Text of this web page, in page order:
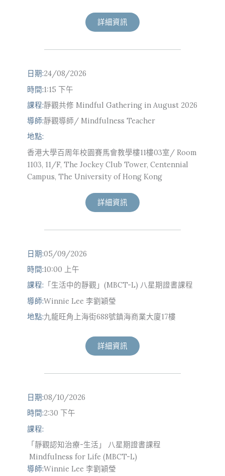
詳細資訊
日期:24/08/2026
時間:1:15 下午
課程:靜觀共修 Mindful Gathering in August 2026
導師:靜觀導師/ Mindfulness Teacher
地點:
香港大學百周年校園賽馬會教學樓11樓03室/ Room
1103, 11/F, The Jockey Club Tower, Centennial
Campus, The University of Hong Kong
詳細資訊
日期:05/09/2026
時間:10:00 上午
課程: 「生活中的靜觀」(MBCT-L) 八星期證書課程
導師:Winnie Lee 李劉穎瑩
地點:九龍旺角上海街688號鎮海商業大廈17樓
詳細資訊
日期:08/10/2026
時間:2:30 下午
課程:
「靜觀認知治療-生活」 八星期證書課程
Mindfulness for Life (MBCT-L)
導師:Winnie Lee 李劉穎瑩